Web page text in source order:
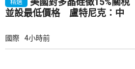
精選
並設最低價格 盧特尼克：中
國際 4小時前